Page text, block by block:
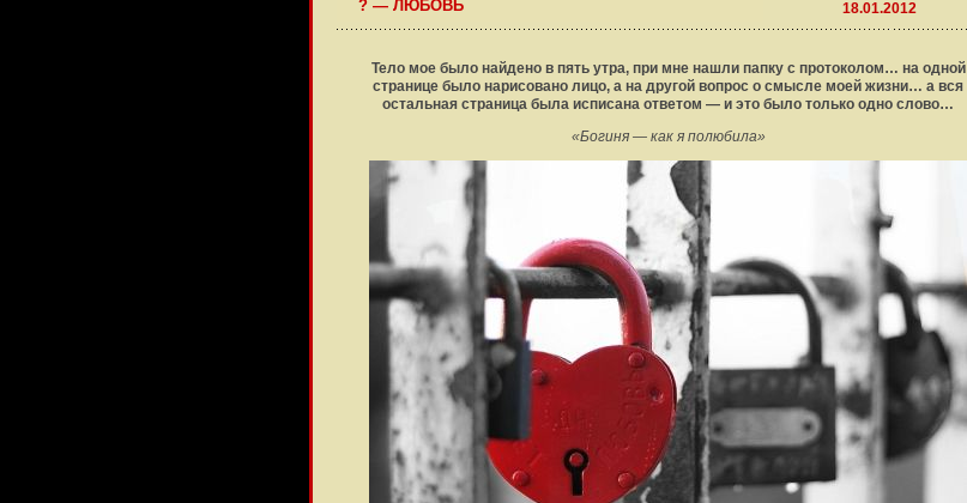
? — ЛЮБОВЬ 18.01.2012
Тело мое было найдено в пять утра, при мне нашли папку с протоколом… на одной
странице было нарисовано лицо, а на другой вопрос о смысле моей жизни… а вся
остальная страница была исписана ответом — и это было только одно слово…
«Богиня — как я полюбила»